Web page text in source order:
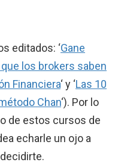
editados: ‘Gane
los brokers saben
Financiera‘ y ‘Las 10
Chan‘). Por lo
de estos cursos de
echarle un ojo a